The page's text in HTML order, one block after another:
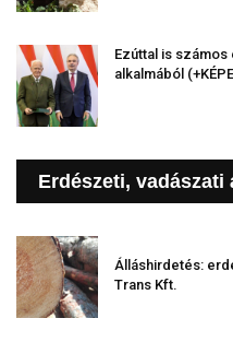
Ezúttal is
alkalmából
Erdészeti, vadászati
Álláshirdetés:
Trans Kft.